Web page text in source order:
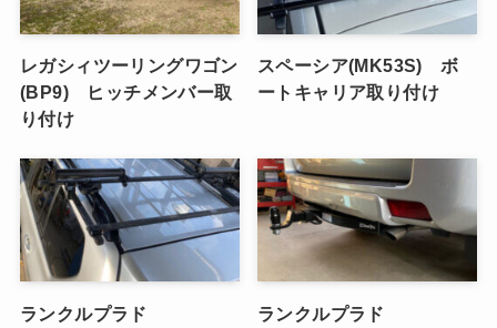
レガシィツーリングワゴン
(BP9) ヒッチメンバー取
り付け
スペーシア(MK53S) ボ
ートキャリア取り付け
ランクルプラド
ランクルプラド